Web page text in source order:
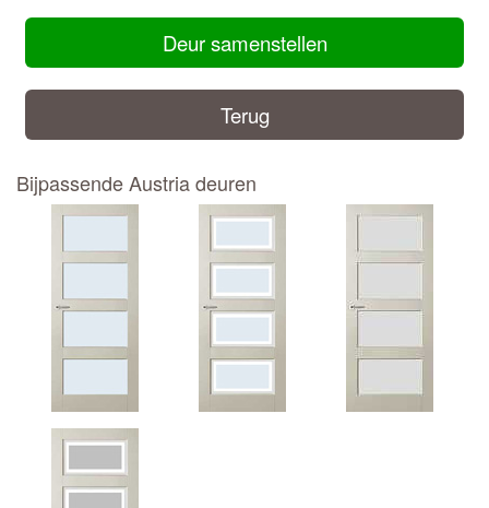
Deur samenstellen
Terug
Bijpassende Austria deuren